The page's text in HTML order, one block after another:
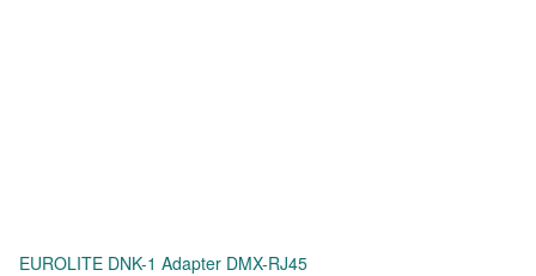
EUROLITE DNK-1 Adapter DMX-RJ45